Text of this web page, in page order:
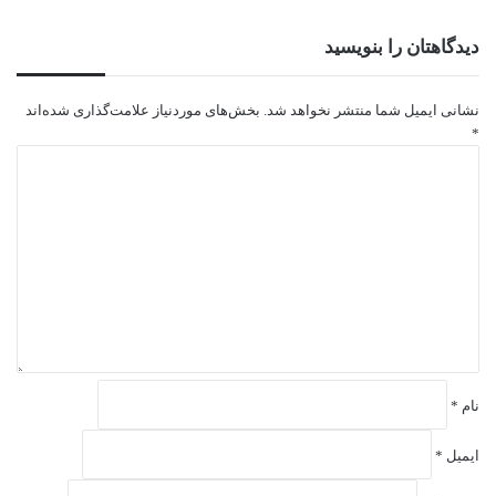
دیدگاهتان را بنویسید
نشانی ایمیل شما منتشر نخواهد شد. بخش‌های موردنیاز علامت‌گذاری شده‌اند
*
نام *
ایمیل *